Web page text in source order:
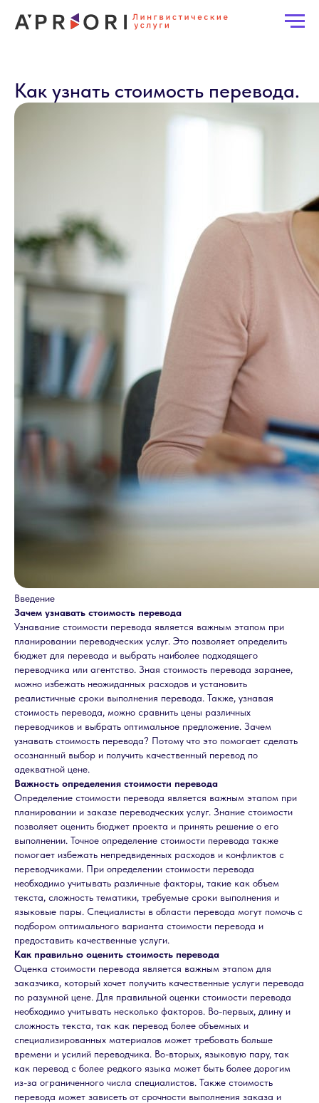
Как узнать стоимость перевода.
Введение
Зачем узнавать стоимость перевода
Узнавание стоимости перевода является важным этапом при
планировании переводческих услуг. Это позволяет определить
бюджет для перевода и выбрать наиболее подходящего
переводчика или агентство. Зная стоимость перевода заранее,
можно избежать неожиданных расходов и установить
реалистичные сроки выполнения перевода. Также, узнавая
стоимость перевода, можно сравнить цены различных
переводчиков и выбрать оптимальное предложение. Зачем
узнавать стоимость перевода? Потому что это помогает сделать
осознанный выбор и получить качественный перевод по
адекватной цене.
Важность определения стоимости перевода
Определение стоимости перевода является важным этапом при
планировании и заказе переводческих услуг. Знание стоимости
позволяет оценить бюджет проекта и принять решение о его
выполнении. Точное определение стоимости перевода также
помогает избежать непредвиденных расходов и конфликтов с
переводчиками. При определении стоимости перевода
необходимо учитывать различные факторы, такие как объем
текста, сложность тематики, требуемые сроки выполнения и
языковые пары. Специалисты в области перевода могут помочь с
подбором оптимального варианта стоимости перевода и
предоставить качественные услуги.
Как правильно оценить стоимость перевода
Оценка стоимости перевода является важным этапом для
заказчика, который хочет получить качественные услуги перевода
по разумной цене. Для правильной оценки стоимости перевода
необходимо учитывать несколько факторов. Во-первых, длину и
сложность текста, так как перевод более объемных и
специализированных материалов может требовать больше
времени и усилий переводчика. Во-вторых, языковую пару, так
как перевод с более редкого языка может быть более дорогим
из-за ограниченного числа специалистов. Также стоимость
перевода может зависеть от срочности выполнения заказа и